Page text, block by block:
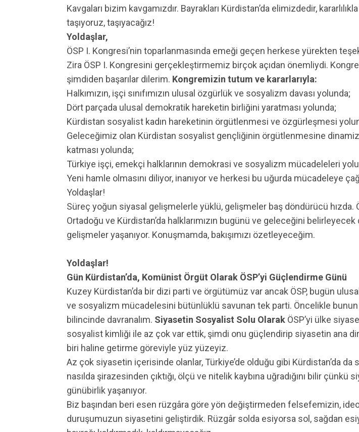
Kavgaları bizim kavgamızdır. Bayrakları Kürdistan’da elimizdedir, kararlılıkla
taşıyoruz, taşıyacağız!
Yoldaşlar,
ÖSP I. Kongresi’nin toparlanmasında emeği geçen herkese yürekten
Zira ÖSP I. Kongresini gerçekleştirmemiz birçok açıdan önemliydi.
şimdiden başarılar dilerim. Kongremizin tutum ve kararlarıyla:
Halkımızın, işçi sınıfımızın ulusal özgürlük ve sosyalizm davası yolunda;
Dört parçada ulusal demokratik hareketin birliğini yaratması yolunda;
Kürdistan sosyalist kadın hareketinin örgütlenmesi ve özgürleşmesi
Geleceğimiz olan Kürdistan sosyalist gençliğinin örgütlenmesine
katması yolunda;
Türkiye işçi, emekçi halklarının demokrasi ve sosyalizm mücadeleleri
Yeni hamle olmasını diliyor, inanıyor ve herkesi bu uğurda mücadeleye
Yoldaşlar!
Süreç yoğun siyasal gelişmelerle yüklü, gelişmeler baş döndürücü hızda.
Ortadoğu ve Kürdistan’da halklarımızın bugünü ve geleceğini belirleyecek
gelişmeler yaşanıyor. Konuşmamda, bakışımızı özetleyeceğim.
Yoldaşlar!
Gün Kürdistan’da, Komünist Örgüt Olarak ÖSP’yi Güçlendirme Günü
Kuzey Kürdistan’da bir dizi parti ve örgütümüz var ancak ÖSP, bugün
ve sosyalizm mücadelesini bütünlüklü savunan tek parti. Öncelikle bunun
bilincinde davranalım. Siyasetin Sosyalist Solu Olarak ÖSP’yi ülke
sosyalist kimliği ile az çok var ettik, şimdi onu güçlendirip siyasetin ana
biri haline getirme göreviyle yüz yüzeyiz.
Az çok siyasetin içerisinde olanlar, Türkiye’de olduğu gibi Kürdistan’da da
nasılda şirazesinden çıktığı, ölçü ve nitelik kaybına uğradığını bilir çünkü
günübirlik yaşanıyor.
Biz başından beri esen rüzgâra göre yön değiştirmeden felsefemizin,
duruşumuzun siyasetini geliştirdik. Rüzgâr solda esiyorsa sol, sağdan